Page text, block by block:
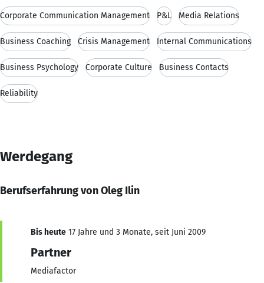
Corporate Communication Management P&L Media Relations
Business Coaching Crisis Management Internal Communications
Business Psychology Corporate Culture Business Contacts
Reliability
Werdegang
Berufserfahrung von Oleg Ilin
Bis heute 17 Jahre und 3 Monate, seit Juni 2009
Partner
Mediafactor